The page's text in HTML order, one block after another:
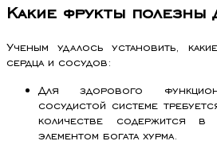
Какие фрукты полезны
Ученым удалось установить,
сердца и сосудов:
Для здорового
сосудистой системе
количестве содержится в
элементом богата хурма.